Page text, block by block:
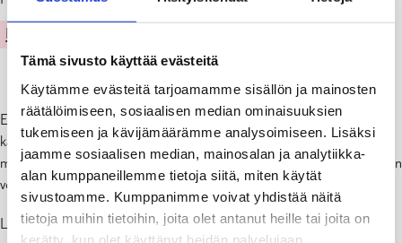
Tämä sivusto käyttää evästeitä
Käytämme evästeitä tarjoamamme sisällön ja mainosten
räätälöimiseen, sosiaalisen median ominaisuuksien
tukemiseen ja kävijämäärämme analysoimiseen. Lisäksi
jaamme sosiaalisen median, mainosalan ja analytiikka-
alan kumppaneillemme tietoja siitä, miten käytät
sivustoamme. Kumppanimme voivat yhdistää näitä
tietoja muihin tietoihin, joita olet antanut heille tai joita on
kerätty, kun olet käyttänyt heidän palvelujaan.
KIRJASTO
EIF rf juniorit on lahjoittanut Tammisaaren kirjastolle käyttöön neljä
kausikorttia EIF Akademin kotiotteluihin ja neljä kausikorttia EIF
miesten edustusjoukkueen kotiotteluihin kaudelle 2026. Kausikortin
voi lainata voimassa olevalla Helle-kirjastokortilla.
Lainaussäännöt ovat: